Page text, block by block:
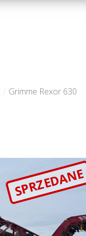
Grimme Rexor 630
SPRZEDANE